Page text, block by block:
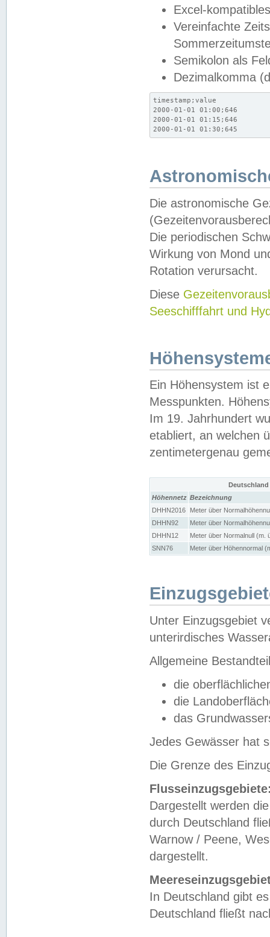
Excel-
Vereinfachte
Semikolon als
Dezimalkomma
timestamp;value
2000-01-01 01:00;646
2000-01-01 01:15;646
2000-01-01 01:30;645
Die astronomische
Die periodischen
Wirkung von Mond
Rotation verursacht.
Diese
Seeschifffahrt und
Ein Höhensystem ist
Messpunkten.
Im 19. Jahrhundert
etabliert, an welchen
zentimetergenau
Höhennetz Bezeichnung
DHHN2016
Meter über
DHHN92
Meter über
DHHN12
Meter über Normalnull (m.
SNN76
Meter über Höhennormal
Unter Einzugsgebiet
unterirdisches
Allgemeine
die
die
das
Jedes Gewässer hat
Die Grenze des
Dargestellt werden
durch Deutschland
Warnow / Peene,
dargestellt.
In Deutschland gibt
Deutschland fließt